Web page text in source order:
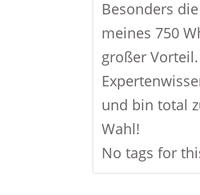
Besonders
meines 750
großer
und bin total
Wahl!
No tags for